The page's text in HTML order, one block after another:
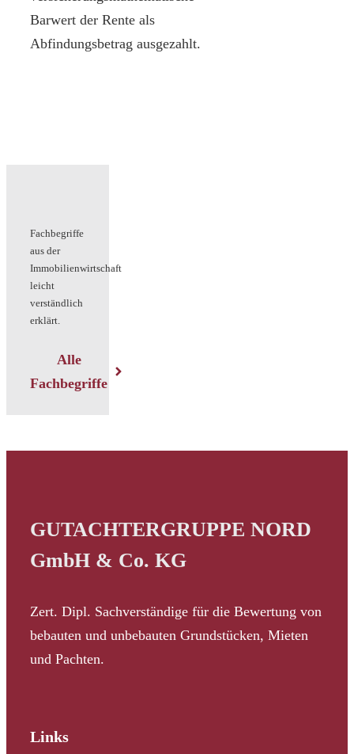
Barwert der Rente als
Abfindungsbetrag ausgezahlt.
Fachbegriffe
aus der
Immobilienwirtschaft
leicht
verständlich
erklärt.
Alle
Fachbegriffe
GUTACHTERGRUPPE NORD
GmbH & Co. KG
Zert. Dipl. Sachverständige für die Bewertung von
bebauten und unbebauten Grundstücken, Mieten
und Pachten.
Links